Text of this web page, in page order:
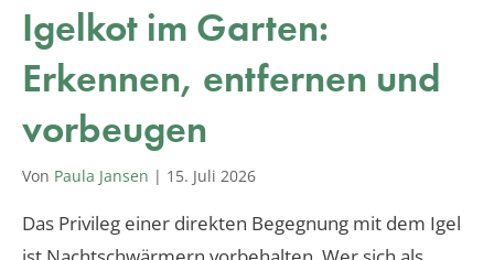
Igelkot im Garten:
Erkennen, entfernen und
vorbeugen
Von Paula Jansen | 15. Juli 2026
Das Privileg einer direkten Begegnung mit dem Igel